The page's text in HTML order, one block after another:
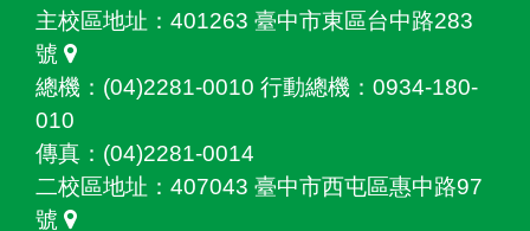
主校區地址： 401263 臺中市東區台中路283
號
總機：(04)2281-0010 行動總機：0934-180-
010
傳真：(04)2281-0014
二校區地址： 407043 臺中市西屯區惠中路97
號